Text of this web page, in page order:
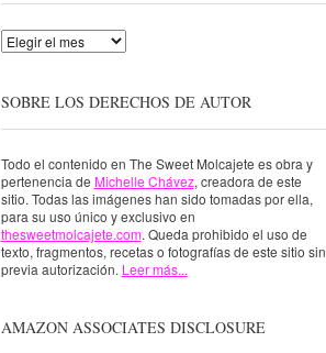
Archivo
SOBRE LOS DERECHOS DE AUTOR
Todo el contenido en The Sweet Molcajete es obra y
pertenencia de Michelle Chávez, creadora de este
sitio. Todas las imágenes han sido tomadas por ella,
para su uso único y exclusivo en
thesweetmolcajete.com. Queda prohibido el uso de
texto, fragmentos, recetas o fotografías de este sitio sin
previa autorización. Leer más...
AMAZON ASSOCIATES DISCLOSURE